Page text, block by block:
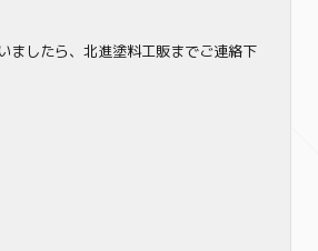
ましたら、北進塗料工販までご連絡下